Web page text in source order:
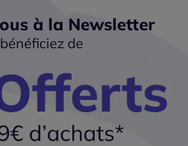
à la Newsletter
de